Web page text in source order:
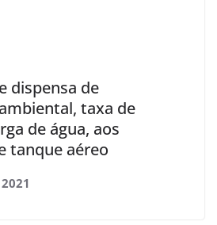
dispensa de
taxa de
de água, aos
tanque aéreo